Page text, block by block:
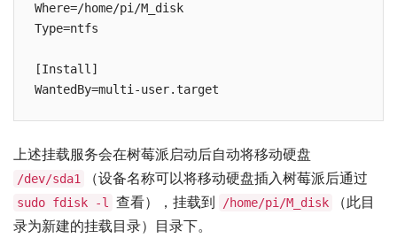
Where=/home/pi/M_disk
Type=ntfs
[Install]
上述挂载服务会在树莓派启动后自动将移动硬盘
/dev/sda1 （设备名称可以将移动硬盘插入树莓派后通过
sudo fdisk -l 查看），挂载到 /home/pi/M_disk
（此目
录为新建的挂载目录）目录下。